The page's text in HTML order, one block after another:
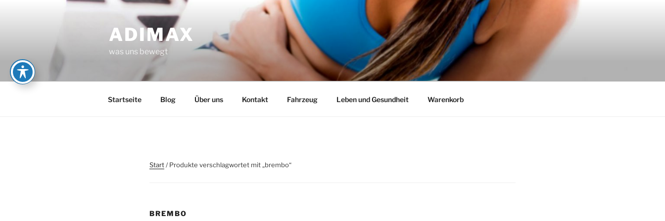
ADIMAX
was uns bewegt
Startseite Blog Über uns Kontakt Fahrzeug Leben und Gesundheit Warenkorb
Start/ Produkte verschlagwortet mit „brembo“
BREMBO